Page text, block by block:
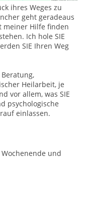
ihres Weges zu
geht geradeaus
meiner Hilfe finden
Ich hole SIE
SIE Ihren Weg
Heilarbeit, je
vor allem, was SIE
psychologische
einlassen.
und